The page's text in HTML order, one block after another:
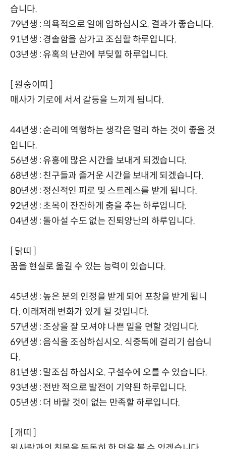
습니다.
79년생 : 의욕적으로 일에 임하십시오. 결과가 좋습니다.
91년생 : 경솔함을 삼가고 조심할 하루입니다.
03년생 : 유혹의 난관에 부딪힐 하루입니다.
[ 원숭이띠 ]
매사가 기로에 서서 갈등을 느끼게 됩니다.
44년생 : 순리에 역행하는 생각은 멀리 하는 것이 좋을 것
입니다.
56년생 : 유흥에 많은 시간을 보내게 되겠습니다.
68년생 : 친구들과 즐거운 시간을 보내게 되겠습니다.
80년생 : 정신적인 피로 및 스트레스를 받게 됩니다.
92년생 : 초목이 잔잔하게 춤을 추는 하루입니다.
04년생 : 돌아설 수도 없는 진퇴양난의 하루입니다.
[ 닭띠 ]
꿈을 현실로 옮길 수 있는 능력이 있습니다.
45년생 : 높은 분의 인정을 받게 되어 포창을 받게 됩니
다. 이래저래 변화가 있게 될 것입니다.
57년생 : 조상을 잘 모셔야 나쁜 일을 면할 것입니다.
69년생 : 음식을 조심하십시오. 식중독에 걸리기 쉽습니
다.
81년생 : 말조심 하십시오. 구설수에 오를 수 있습니다.
93년생 : 전반 적으로 발전이 기약된 하루입니다.
05년생 : 더 바랄 것이 없는 만족할 하루입니다.
[ 개띠 ]